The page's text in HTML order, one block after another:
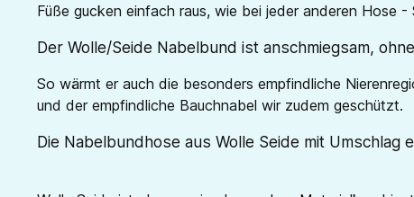
Füße gucken einfach raus, wie bei jeder anderen Hose
Der Wolle/Seide Nabelbund ist anschmiegsam,
So wärmt er auch die besonders empfindliche
und der empfindliche Bauchnabel wir zudem geschützt.
Die Nabelbundhose aus Wolle Seide mit